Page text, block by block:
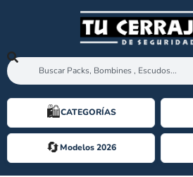
🛍️️CATEGORÍAS
🔄Modelos 2026